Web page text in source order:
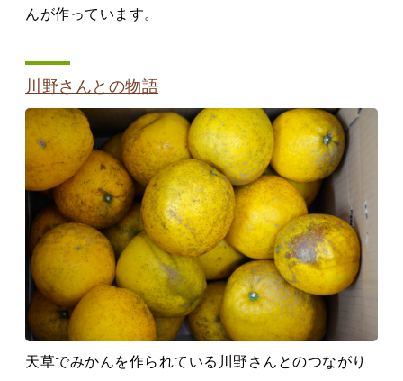
んが作っています。
川野さんとの物語
天草でみかんを作られている川野さんとのつながり